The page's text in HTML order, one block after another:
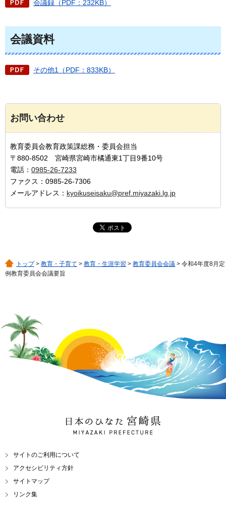
会議録（PDF：232KB）
会議資料
その他1（PDF：833KB）
お問い合わせ
教育委員会教育政策課総務・委員会担当
〒880-8502 宮崎県宮崎市橘通東1丁目9番10号
電話： 0985-26-7233
ファクス：0985-26-7306
メールアドレス： kyoikuseisaku@pref.miyazaki.lg.jp
トップ> 教育・子育て > 教育・生涯学習 > 教育委員会会議 > 令和4年度8月定
例教育委員会会議要旨
日本のひなた 宮崎県
MIYAZAKI PREFECTURE
サイトのご利用について
アクセシビリティ方針
サイトマップ
リンク集